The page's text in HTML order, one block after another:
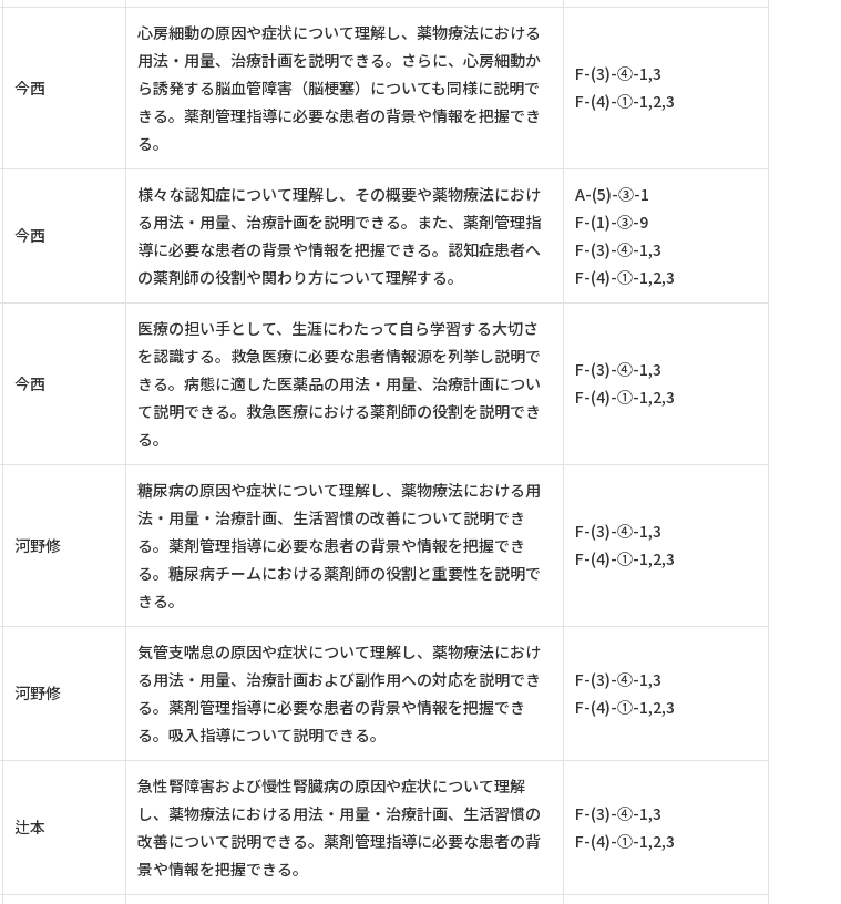
今西
心房細動の原因や症状について理解し、薬物療法における
用法・用量、治療計画を説明できる。さらに、心房細動か
ら誘発する脳血管障害（脳梗塞）についても同様に説明で
きる。薬剤管理指導に必要な患者の背景や情報を把握でき
る。
F-(3)-④-1,3
F-(4)-①-1,2,3
今西
様々な認知症について理解し、その概要や薬物療法におけ
る用法・用量、治療計画を説明できる。また、薬剤管理指
導に必要な患者の背景や情報を把握できる。認知症患者へ
の薬剤師の役割や関わり方について理解する。
A-(5)-③-1
F-(1)-③-9
F-(3)-④-1,3
F-(4)-①-1,2,3
今西
医療の担い手として、生涯にわたって自ら学習する大切さ
を認識する。救急医療に必要な患者情報源を列挙し説明で
きる。病態に適した医薬品の用法・用量、治療計画につい
て説明できる。救急医療における薬剤師の役割を説明でき
る。
F-(3)-④-1,3
F-(4)-①-1,2,3
河野修
糖尿病の原因や症状について理解し、薬物療法における用
法・用量・治療計画、生活習慣の改善について説明でき
る。薬剤管理指導に必要な患者の背景や情報を把握でき
る。糖尿病チームにおける薬剤師の役割と重要性を説明で
きる。
F-(3)-④-1,3
F-(4)-①-1,2,3
河野修
気管支喘息の原因や症状について理解し、薬物療法におけ
る用法・用量、治療計画および副作用への対応を説明でき
る。薬剤管理指導に必要な患者の背景や情報を把握でき
る。吸入指導について説明できる。
F-(3)-④-1,3
F-(4)-①-1,2,3
辻本
急性腎障害および慢性腎臓病の原因や症状について理解
し、薬物療法における用法・用量・治療計画、生活習慣の
改善について説明できる。薬剤管理指導に必要な患者の背
景や情報を把握できる。
F-(3)-④-1,3
F-(4)-①-1,2,3